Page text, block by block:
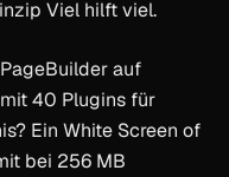
Viel hilft viel.
auf
40 Plugins für
Ein White Screen of
bei 256 MB